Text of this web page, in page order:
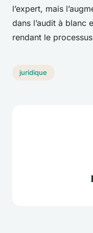
l’expert, mais
dans l’audit à blanc
rendant le
juridique